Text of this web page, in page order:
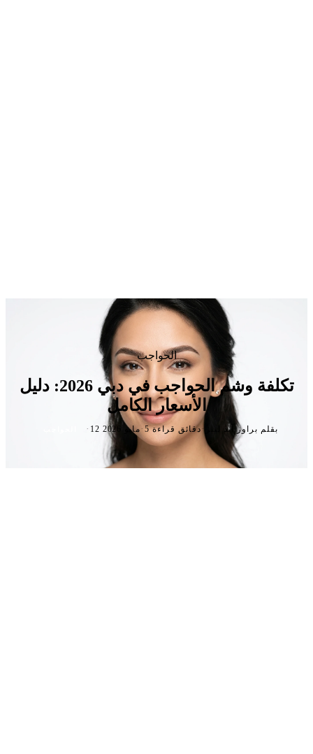
الحواجب
تكلفة وشم الحواجب في دبي 2026: دليل
الأسعار الكامل
· 12 مايو 2026· 5 دقائق قراءة · بقلم براوز آند ليبز